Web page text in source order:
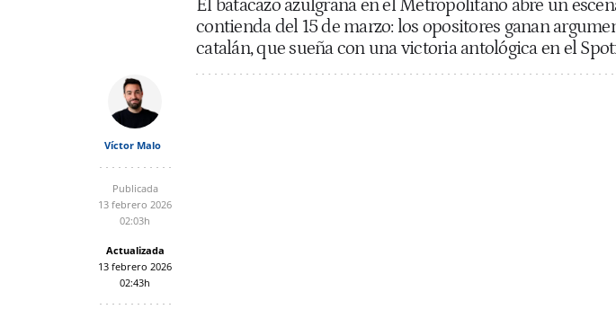
El batacazo azulgrana en el Metropolitano abre un
contienda del 15 de marzo: los opositores ganan
catalán, que sueña con una victoria antológica en el
Víctor Malo
Publicada
13 febrero 2026
02:03h
Actualizada
13 febrero 2026
02:43h